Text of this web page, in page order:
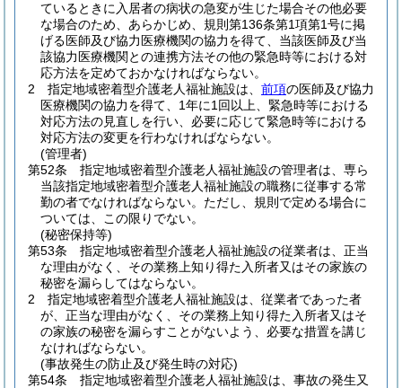
ているときに入居者の病状の急変が生じた場合その他必要
な場合のため、あらかじめ、規則第136条第1項第1号に掲
げる医師及び協力医療機関の協力を得て、当該医師及び当
該協力医療機関との連携方法その他の緊急時等における対
応方法を定めておかなければならない。
2
指定地域密着型介護老人福祉施設は、 前項の医師及び協力
医療機関の協力を得て、1年に1回以上、緊急時等における
対応方法の見直しを行い、必要に応じて緊急時等における
対応方法の変更を行わなければならない。
(管理者)
第52条
指定地域密着型介護老人福祉施設の管理者は、専ら
当該指定地域密着型介護老人福祉施設の職務に従事する常
勤の者でなければならない。 ただし、規則で定める場合に
ついては、この限りでない。
(秘密保持等)
第53条
指定地域密着型介護老人福祉施設の従業者は、正当
な理由がなく、その業務上知り得た入所者又はその家族の
秘密を漏らしてはならない。
2
指定地域密着型介護老人福祉施設は、従業者であった者
が、正当な理由がなく、その業務上知り得た入所者又はそ
の家族の秘密を漏らすことがないよう、必要な措置を講じ
なければならない。
(事故発生の防止及び発生時の対応)
第54条
指定地域密着型介護老人福祉施設は、事故の発生又